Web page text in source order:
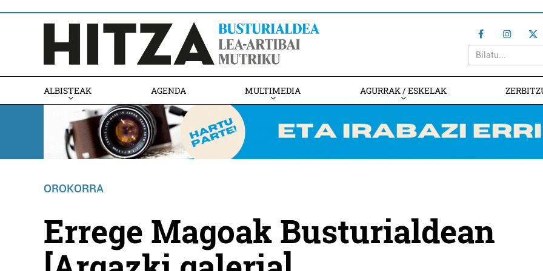
ALBISTEAK AGENDA MULTIMEDIA AGURRAK / ESKELAK
OROKORRA
Errege Magoak Busturialdean